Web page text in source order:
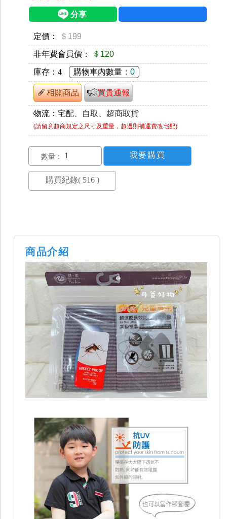
定價： ＄199
非年費會員價： ＄120
庫存： 4 購物車內數量： 0
相關商品 買貴通報
物流： 宅配、自取、超商取貨
(請留意超商規定之尺寸及重量，超過則補運費改宅配)
數量：
商品介紹